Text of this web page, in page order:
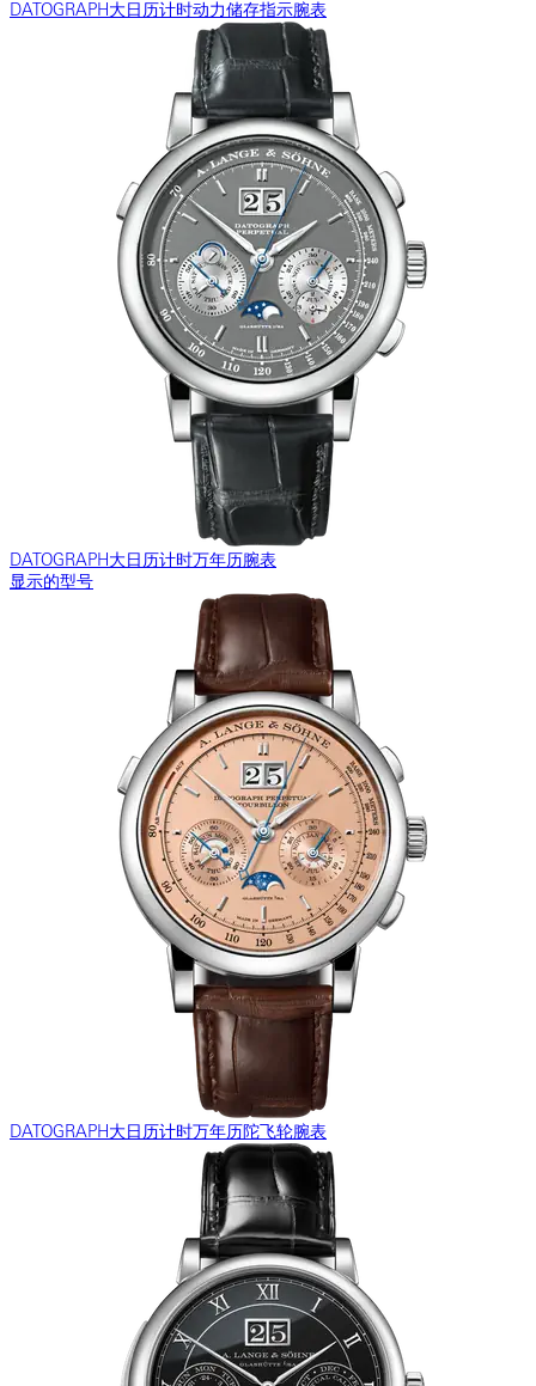
DATOGRAPH大日历计时动力储存指示腕表
DATOGRAPH大日历计时万年历腕表
显示的型号
DATOGRAPH大日历计时万年历陀飞轮腕表